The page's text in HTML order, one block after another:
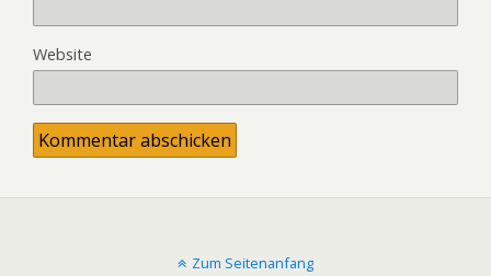
Website
Zum Seitenanfang